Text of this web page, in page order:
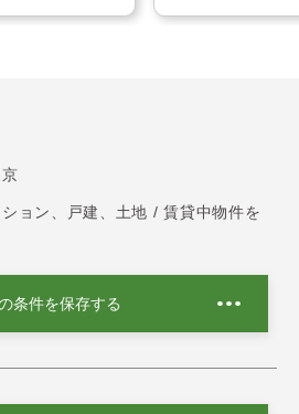
ョン、戸建、土地 / 賃貸中物件を
条件を保存する